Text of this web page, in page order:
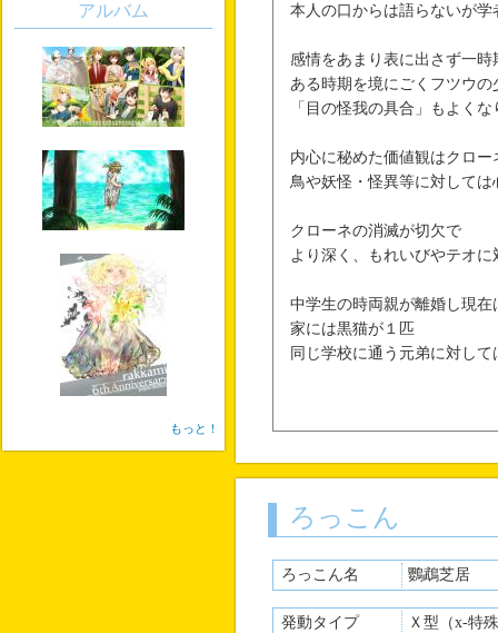
本人の口からは語らないが
感情をあまり表に出さず一
ある時期を境にごくフツウ
「目の怪我の具合」もよく
内心に秘めた価値観はクロ
鳥や妖怪・怪異等に対して
クローネの消滅が切欠で
より深く、もれいびやテオ
中学生の時両親が離婚し現在
家には黒猫が１匹
同じ学校に通う元弟に対し
ろっこん
ろっこん名 鸚鵡芝居
発動タイプ
Ｘ型（x-特
アルバム
もっと！